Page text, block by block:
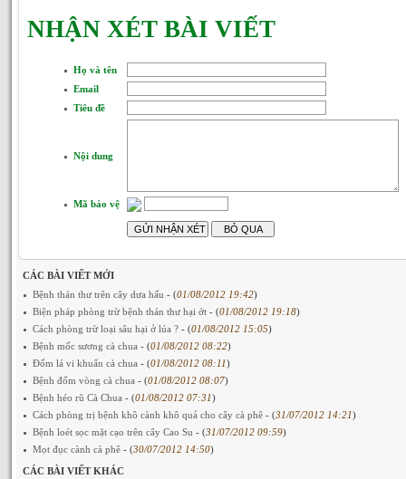
NHẬN XÉT BÀI VIẾT
Họ và tên
Email
Tiêu đề
Nội dung
Mã bảo vệ
CÁC BÀI VIẾT MỚI
Bệnh thán thư trên cây dưa hấu - (01/08/2012 19:42)
Biện pháp phòng trừ bệnh thán thư hại ớt - (01/08/2012 19:18)
Cách phòng trừ loại sâu hại ở lúa ? - (01/08/2012 15:05)
Bệnh mốc sương cà chua - (01/08/2012 08:22)
Đốm lá vi khuẩn cà chua - (01/08/2012 08:11)
Bệnh đốm vòng cà chua - (01/08/2012 08:07)
Bệnh héo rũ Cà Chua - (01/08/2012 07:31)
Cách phòng trị bệnh khô cành khô quả cho cây cà phê - (31/07/2012 14:21)
Bệnh loét sọc mặt cạo trên cây Cao Su - (31/07/2012 09:59)
Mọt đục cành cà phê - (30/07/2012 14:50)
CÁC BÀI VIẾT KHÁC